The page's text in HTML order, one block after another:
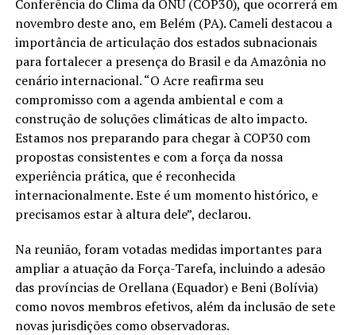
Conferência do Clima da ONU (COP30), que ocorrerá em
novembro deste ano, em Belém (PA). Cameli destacou a
importância de articulação dos estados subnacionais
para fortalecer a presença do Brasil e da Amazônia no
cenário internacional. “O Acre reafirma seu
compromisso com a agenda ambiental e com a
construção de soluções climáticas de alto impacto.
Estamos nos preparando para chegar à COP30 com
propostas consistentes e com a força da nossa
experiência prática, que é reconhecida
internacionalmente. Este é um momento histórico, e
precisamos estar à altura dele”, declarou.
Na reunião, foram votadas medidas importantes para
ampliar a atuação da Força-Tarefa, incluindo a adesão
das províncias de Orellana (Equador) e Beni (Bolívia)
como novos membros efetivos, além da inclusão de sete
novas jurisdições como observadoras.